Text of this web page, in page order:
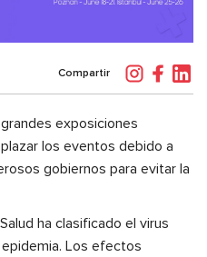
Compartir
exposiciones
los eventos debido a
gobiernos para evitar la
ha clasificado el virus
Los efectos